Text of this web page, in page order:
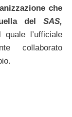
che
del SAS,
l’ufficiale
collaborato